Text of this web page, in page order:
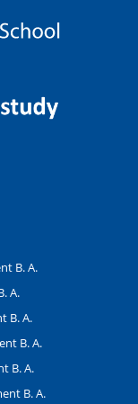
B. A.
A.
B. A.
B. A.
B. A.
B. A.